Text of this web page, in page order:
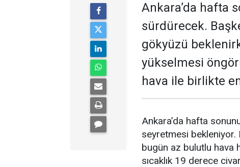
Ankara’da hafta
sürdürecek.
gökyüzü
yükselmesi
hava ile birlikte
Ankara’da hafta
seyretmesi
bugün az bulutlu hava
sıcaklık 19 derece